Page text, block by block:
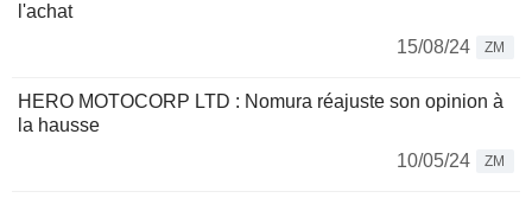
l'achat
15/08/24
ZM
HERO MOTOCORP LTD : Nomura réajuste son opinion à
la hausse
10/05/24
ZM